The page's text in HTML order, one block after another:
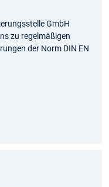
GmbH
zu regelmäßigen
der Norm DIN EN